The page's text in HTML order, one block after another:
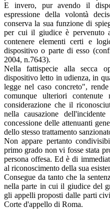
E invero, pur avendo il
espressione della volontà
conserva la sua funzione di
per cui il giudice è pervenuto
contenere elementi certi e
dispositivo o parte di esso
2004, n.7643).
Nella fattispecie alla secca
dispositivo letto in udienza, in
legge nel caso concreto",
comunque ulteriori
considerazione che il
nella causazione
concessione delle attenuanti
dello stesso trattamento
Non appare pertanto
primo grado non vi fosse stata
persona offesa. Ed è di
al riconoscimento della sua
Consegue da tanto che la
nella parte in cui il giudice del
gli appelli proposti dalle parti
Corte d'appello di Roma.